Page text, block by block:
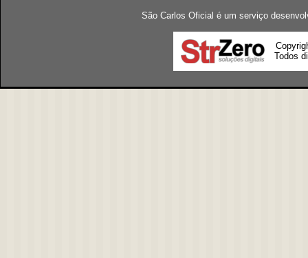
São Carlos Oficial é um serviço
Todos